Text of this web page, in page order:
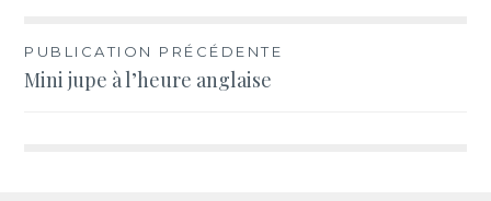
Navigation
de
PUBLICATION PRÉCÉDENTE
Mini jupe à l’heure anglaise